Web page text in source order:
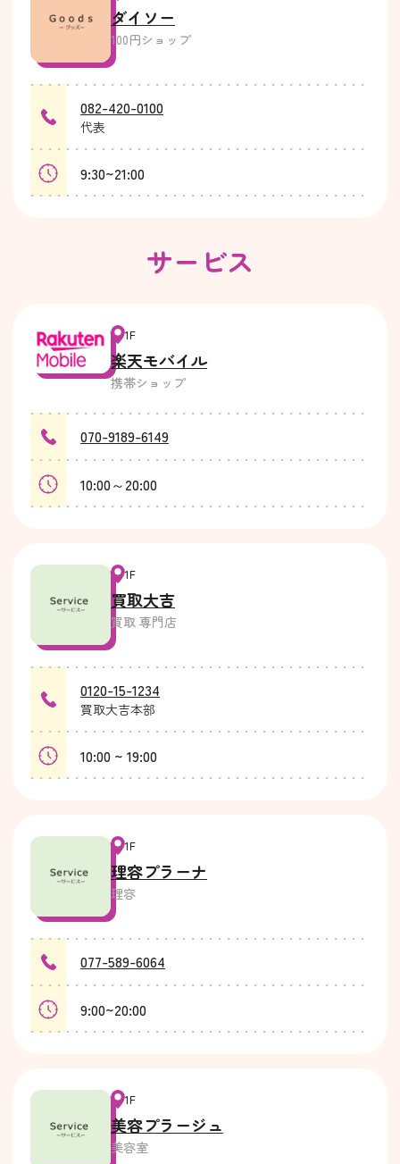
ダイソー
100円ショップ
082-420-0100
代表
9:30~21:00
サービス
1F
楽天モバイル
携帯ショップ
070-9189-6149
10:00～20:00
1F
買取大吉
買取 専門店
0120-15-1234
買取大吉本部
10:00 ~ 19:00
1F
理容プラーナ
理容
077-589-6064
9:00~20:00
1F
美容プラージュ
美容室